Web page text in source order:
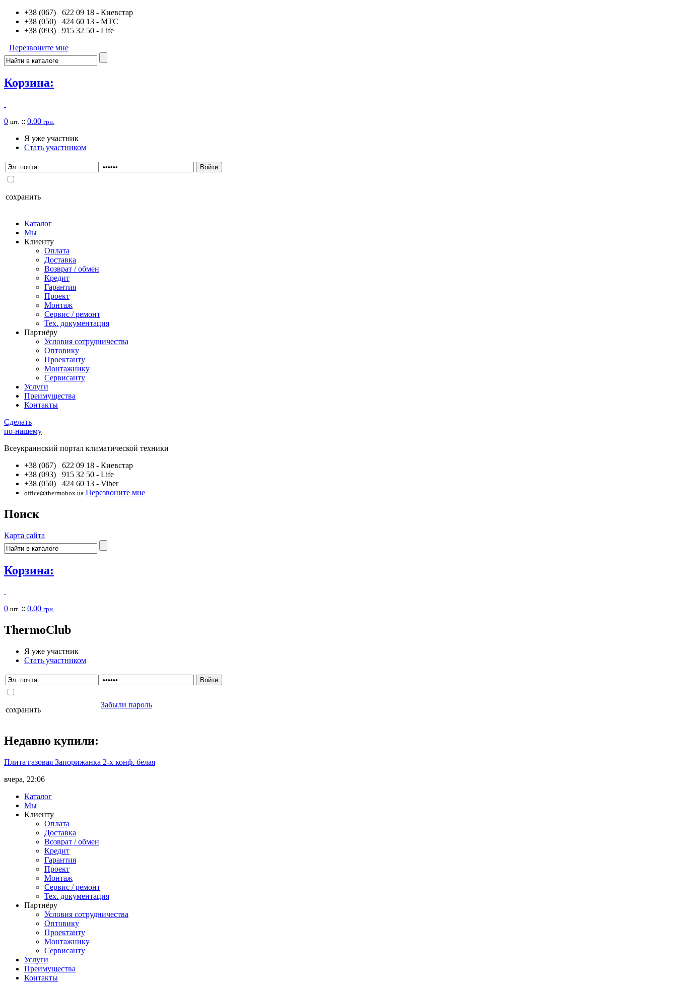
+38 (067) 622 09 18 - Киевстар
+38 (050) 424 60 13 - MTC
+38 (093) 915 32 50 - Life
Перезвоните мне
Корзина:
0 шт. :: 0.00 грн.
Я уже участник
Стать участником
сохранить
Каталог
Мы
Клиенту
Оплата
Доставка
Возврат / обмен
Кредит
Гарантия
Проект
Монтаж
Сервис / ремонт
Тех. документация
Партнёру
Условия сотрудничества
Оптовику
Проектанту
Монтажнику
Сервисанту
Услуги
Преимущества
Контакты
Сделать
по-нашему
Всеукраинский портал климатической техники
+38 (067) 622 09 18 - Киевстар
+38 (093) 915 32 50 - Life
+38 (050) 424 60 13 - Viber
office@thermobox.ua Перезвоните мне
Поиск
Карта сайта
Корзина:
0 шт. :: 0.00 грн.
ThermoClub
Я уже участник
Стать участником
сохранить
Забыли пароль
Недавно купили:
Плита газовая Запорижанка 2-х конф. белая
вчера, 22:06
Каталог
Мы
Клиенту
Оплата
Доставка
Возврат / обмен
Кредит
Гарантия
Проект
Монтаж
Сервис / ремонт
Тех. документация
Партнёру
Условия сотрудничества
Оптовику
Проектанту
Монтажнику
Сервисанту
Услуги
Преимущества
Контакты